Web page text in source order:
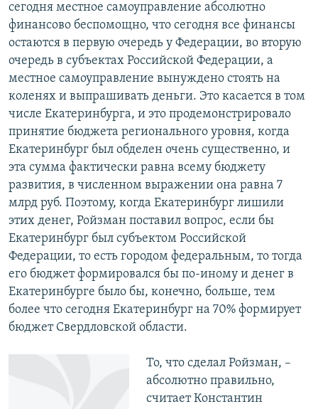
сегодня местное самоуправление абсолютно
финансово беспомощно, что сегодня все финансы
остаются в первую очередь у Федерации, во вторую
очередь в субъектах Российской Федерации, а
местное самоуправление вынуждено стоять на
коленях и выпрашивать деньги. Это касается в том
числе Екатеринбурга, и это продемонстрировало
принятие бюджета регионального уровня, когда
Екатеринбург был обделен очень существенно, и
эта сумма фактически равна всему бюджету
развития, в численном выражении она равна 7
млрд руб. Поэтому, когда Екатеринбург лишили
этих денег, Ройзман поставил вопрос, если бы
Екатеринбург был субъектом Российской
Федерации, то есть городом федеральным, то тогда
его бюджет формировался бы по-иному и денег в
Екатеринбурге было бы, конечно, больше, тем
более что сегодня Екатеринбург на 70% формирует
бюджет Свердловской области.
То, что сделал Ройзман, –
абсолютно правильно,
считает Константин